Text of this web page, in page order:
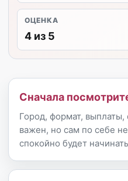
ОЦЕНКА
4 из 5
Сначала
Город, формат, выплаты,
важен, но сам по себе
спокойно будет